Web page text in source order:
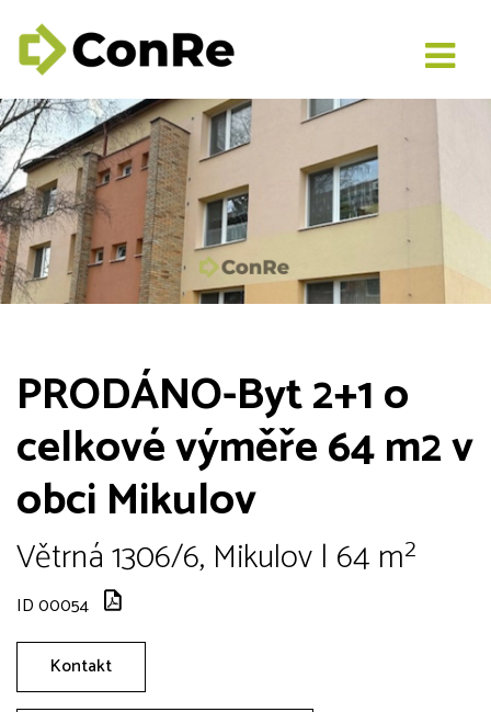
PRODÁNO-Byt 2+1 o
celkové výměře 64 m2 v
obci Mikulov
Větrná 1306/6, Mikulov | 64 m²
ID 00054
Kontakt